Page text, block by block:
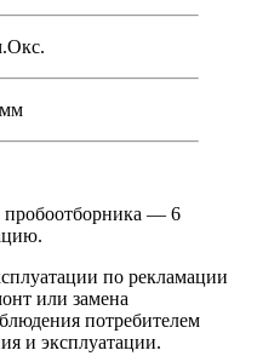
пробоотборника — 6
по рекламации
или замена
потребителем
и эксплуатации.